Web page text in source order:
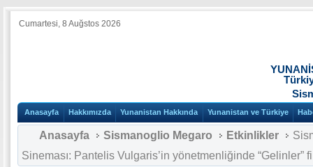
Cumartesi, 8 Auğstos 2026
Anasayfa Hakkımızda Yunanistan Hakkında Yunanistan ve Türkiye
Anasayfa Sismanoglio Megaro Etkinlikler
Sineması: Pantelis Vulgaris’in yönetmenliğinde “Gelinler”